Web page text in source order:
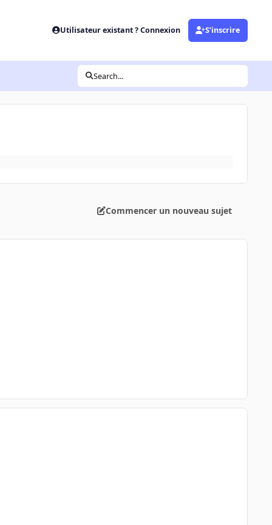
Utilisateur existant ? Connexion S’inscrire
Search...
Commencer un nouveau sujet